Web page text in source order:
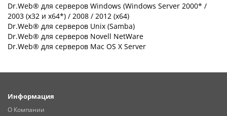
Dr.Web® для серверов Windows (Windows Server 2000* /
2003 (х32 и х64*) / 2008 / 2012 (х64)
Dr.Web® для серверов Unix (Samba)
Dr.Web® для серверов Novell NetWare
Dr.Web® для серверов Mac OS X Server
Информация
О Компании